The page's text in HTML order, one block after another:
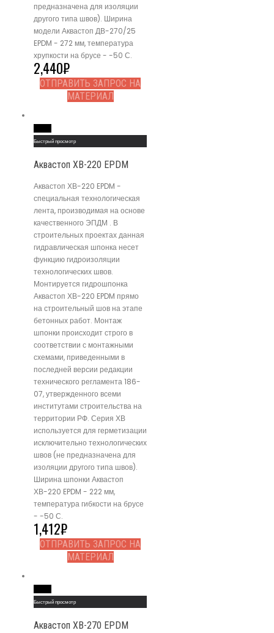
предназначена для изоляции
другого типа швов). Ширина
модели Аквастоп ДВ-270/25
EPDM - 272 мм, температура
хрупкости на брусе - -50 С.
2,440₽
ОТПРАВИТЬ ЗАПРОС НА
МАТЕРИАЛ
Быстрый просмотр
Аквастоп ХВ-220 EPDM
Аквастоп ХВ-220 EPDM -
специальная технологическая
лента, производимая на основе
качественного ЭПДМ . В
строительных проектах данная
гидравлическая шпонка несет
функцию гидроизоляции
технологических швов.
Монтируется гидрошпонка
Аквастоп ХВ-220 EPDM прямо
на строительный шов на этапе
бетонных работ. Монтаж
шпонки происходит строго в
соответствии с монтажными
схемами, приведенными в
последней версии редакции
технического регламента 186-
07, утвержденного всеми
институтами строительства на
территории РФ. Серия ХВ
используется для герметизации
исключительно технологических
швов (не предназначена для
изоляции другого типа швов).
Ширина шпонки Аквастоп
ХВ-220 EPDM - 222 мм,
температура гибкости на брусе
- -50 С.
1,412₽
ОТПРАВИТЬ ЗАПРОС НА
МАТЕРИАЛ
Быстрый просмотр
Аквастоп ХВ-270 EPDM